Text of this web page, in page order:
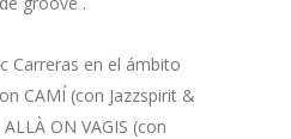
Carreras en el ámbito
CAMÍ (con Jazzspirit &
ON VAGIS (con